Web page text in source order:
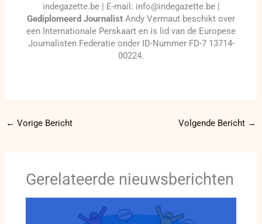
indegazette.be | E-mail: info@indegazette.be |
Gediplomeerd Journalist Andy Vermaut beschikt over
een Internationale Perskaart en is lid van de Europese
Journalisten Federatie onder ID-Nummer FD-7 13714-
00224.
← Vorige Bericht Volgende Bericht →
Gerelateerde nieuwsberichten